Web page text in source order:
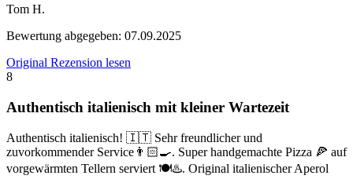
Tom H.
Bewertung abgegeben: 07.09.2025
Original Rezension lesen
8
Authentisch italienisch mit kleiner Wartezeit
Authentisch italienisch! 🇮🇹 Sehr freundlicher und
zuvorkommender Service👨🏻‍🍳. Super handgemachte Pizza 🍕 auf
vorgewärmten Tellern serviert 🍽♨️. Original italienischer Aperol